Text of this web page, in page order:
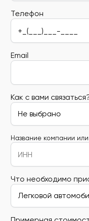
Телефон
Email
Как с вами
Название компании
Что необходимо